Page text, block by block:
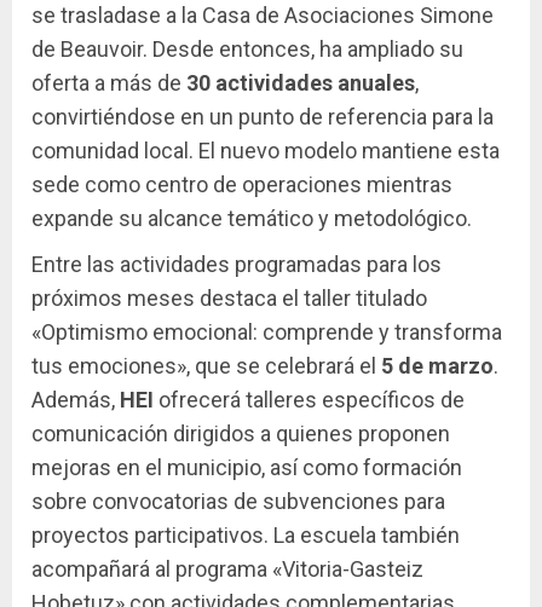
se trasladase a la Casa de Asociaciones Simone
de Beauvoir. Desde entonces, ha ampliado su
oferta a más de 30 actividades anuales,
convirtiéndose en un punto de referencia para la
comunidad local. El nuevo modelo mantiene esta
sede como centro de operaciones mientras
expande su alcance temático y metodológico.
Entre las actividades programadas para los
próximos meses destaca el taller titulado
«Optimismo emocional: comprende y transforma
tus emociones», que se celebrará el 5 de marzo.
Además, HEI ofrecerá talleres específicos de
comunicación dirigidos a quienes proponen
mejoras en el municipio, así como formación
sobre convocatorias de subvenciones para
proyectos participativos. La escuela también
acompañará al programa «Vitoria-Gasteiz